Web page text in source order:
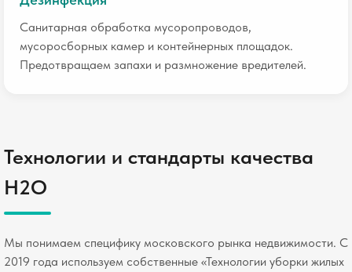
Санитарная обработка мусоропроводов,
мусоросборных камер и контейнерных площадок.
Предотвращаем запахи и размножение вредителей.
Технологии и стандарты качества
H2O
Мы понимаем специфику московского рынка недвижимости. С
2019 года используем собственные «Технологии уборки жилых